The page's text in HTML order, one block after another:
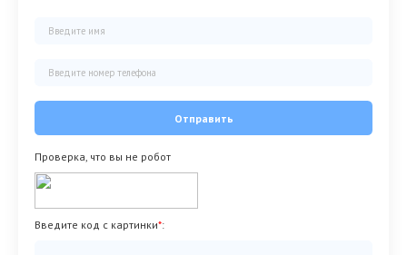
Отправить
Проверка, что вы не робот
Введите код с картинки*: